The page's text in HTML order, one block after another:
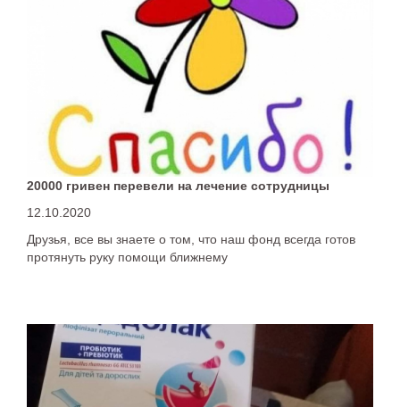
20000 гривен перевели на лечение сотрудницы
12.10.2020
Друзья, все вы знаете о том, что наш фонд всегда готов
протянуть руку помощи ближнему